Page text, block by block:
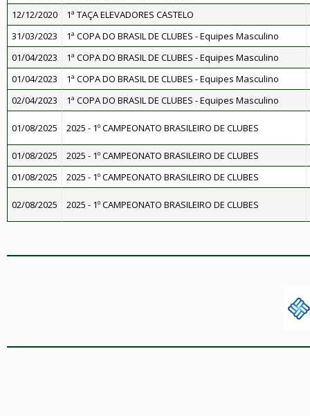
12/12/2020
1ª TAÇA ELEVADORES CASTELO
31/03/2023
1ª COPA DO BRASIL DE CLUBES - Equipes Masculino
01/04/2023
1ª COPA DO BRASIL DE CLUBES - Equipes Masculino
01/04/2023
1ª COPA DO BRASIL DE CLUBES - Equipes Masculino
02/04/2023
1ª COPA DO BRASIL DE CLUBES - Equipes Masculino
01/08/2025 2025 - 1º CAMPEONATO BRASILEIRO DE CLUBES
01/08/2025
2025 - 1º CAMPEONATO BRASILEIRO DE CLUBES
01/08/2025
2025 - 1º CAMPEONATO BRASILEIRO DE CLUBES
02/08/2025 2025 - 1º CAMPEONATO BRASILEIRO DE CLUBES